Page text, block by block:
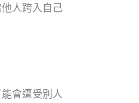
人跨入自己
會遭受別人